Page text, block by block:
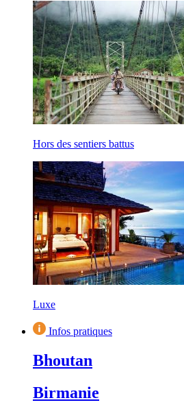
Hors des sentiers battus
Luxe
Infos pratiques
Bhoutan
Birmanie